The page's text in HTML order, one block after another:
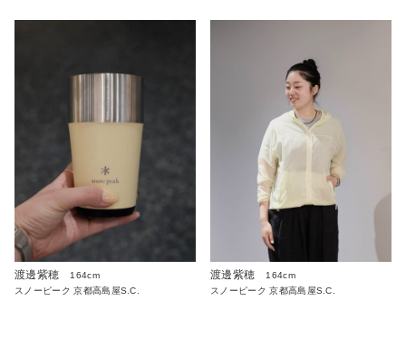
渡邊紫穂
164cm
スノーピーク 京都高島屋S.C.
渡邊紫穂
164cm
スノーピーク 京都高島屋S.C.